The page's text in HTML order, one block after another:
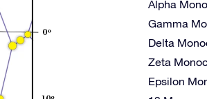
Alpha
Gamma
Delta
Zeta
Epsilon